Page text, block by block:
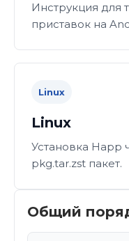
Инструкция для
приставок на
Linux
Linux
Установка Happ
pkg.tar.zst пакет.
Общий